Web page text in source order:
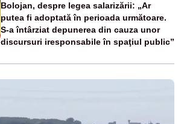
Bolojan, despre legea salarizării: „Ar
putea fi adoptată în perioada următoare.
S-a întârziat depunerea din cauza unor
discursuri iresponsabile în spaţiul public”